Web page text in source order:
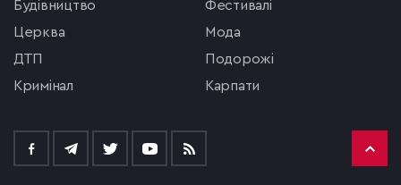
будівництво
церква
ДТП
кримінал
фестивалі
мода
подорожі
Карпати